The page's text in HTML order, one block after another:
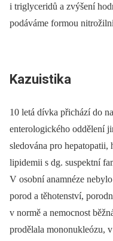
i triglyceridů a zvýšení
podáváme formou
Kazuistika
10 letá dívka přichází do
enterologického oddělení
sledována pro
lipidemii s dg. suspektní
V osobní anamnéze
porod a těhotenství,
v normě a nemocnost
prodělala mononukleózu,